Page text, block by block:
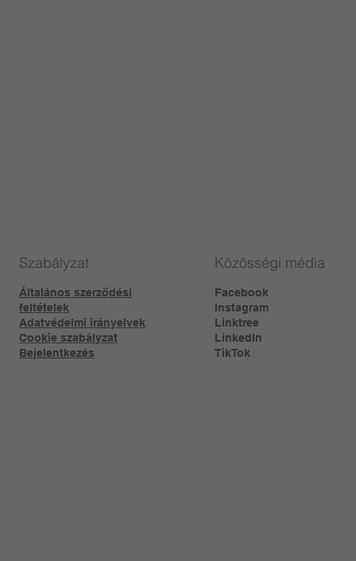
Szabályzat
Általános szerződési
feltételek
Adatvédelmi irányelvek
Cookie szabályzat
Bejelentkezés
Közösségi média
Facebook
Instagram
Linktree​
LinkedIn
TikTok